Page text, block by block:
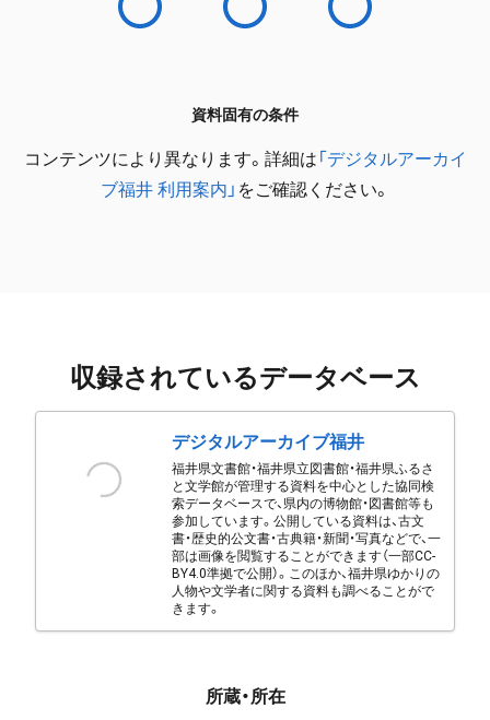
資料固有の条件
コンテンツにより異なります。詳細は 「デジタルアーカイ
ブ福井 利用案内」 をご確認ください。
収録されているデータベース
デジタルアーカイブ福井
福井県文書館・福井県立図書館・福井県ふるさ
と文学館が管理する資料を中心とした協同検
索データベースで、県内の博物館・図書館等も
参加しています。公開している資料は、古文
書・歴史的公文書・古典籍・新聞・写真などで、一
部は画像を閲覧することができます（一部CC-
BY4.0準拠で公開）。このほか、福井県ゆかりの
人物や文学者に関する資料も調べることがで
きます。
所蔵・所在